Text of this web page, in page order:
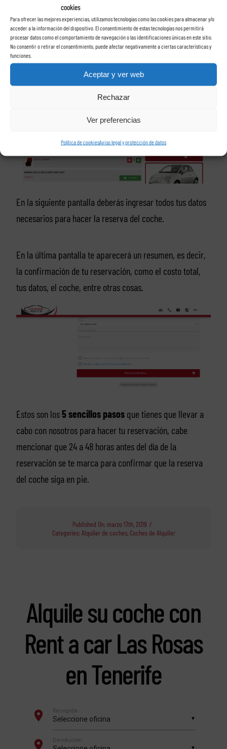
cookies
Para ofrecer las mejores experiencias, utilizamos tecnologías como las cookies para almacenar y/o
acceder a la información del dispositivo. El consentimiento de estas tecnologías nos permitirá
procesar datos como el comportamiento de navegación o las identificaciones únicas en este sitio.
No consentir o retirar el consentimiento, puede afectar negativamente a ciertas características y
funciones.
Aceptar y ver web
Rechazar
Ver preferencias
Política de cookiesAviso legal y protección de datos
Una vez que ya escogiste el coche que te acomoda, la
página te manda a otra pantalla donde puedes contratar
extras para el coche, como porta bebe y ese tipo de
En la siguiente pantalla deberás ingresar todos tus datos
necesarios para hacer la reserva del coche.
En la última pantalla te aparecerá un resumen, es decir,
la confirmación de tu reservación, como el costo total,
tus datos, el coche, entre otras cosas.
Estos son los5 sencillos pasosque tienes que llevar a
cabo con nosotros para hacer tu reservación, cabe
mencionar que 24 a 48 horas antes del día de la
reservación se te marca para confirmar que la reserva
del coche siga en pie.
Published On: marzo 17th, 2019 /
Categories: Alquiler de coches, Coches de Alquiler
Alquile su coche con
Rent a car Las Rosas
en Tenerife